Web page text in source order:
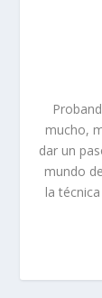
mucho,
dar un
mundo
la